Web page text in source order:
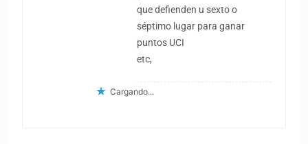
que defienden u sexto o
séptimo lugar para ganar
puntos UCI
etc,
Cargando...